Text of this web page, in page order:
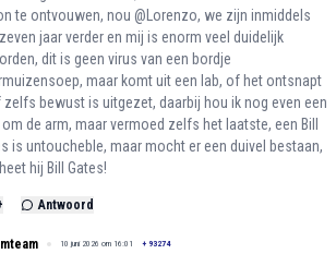
te ontvouwen, nou @Lorenzo, we zijn inmiddels
jaar verder en mij is enorm veel duidelijk
dit is geen virus van een bordje
maar komt uit een lab, of het ontsnapt
bewust is uitgezet, daarbij hou ik nog even een
de arm, maar vermoed zelfs het laatste, een Bill
is untoucheble, maar mocht er een duivel bestaan,
hij Bill Gates!
Antwoord
10 juni 2026 om 16:01 + 93274